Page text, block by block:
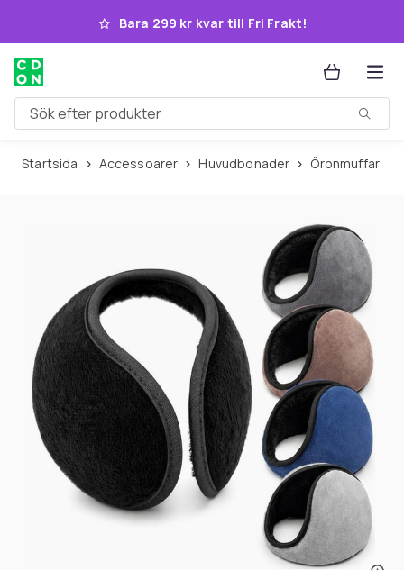
Hoppa till huvudinnehållet
Bara 299 kr kvar till Fri Frakt!
Sök efter produkter
Startsida Accessoarer Huvudbonader Öronmuffar